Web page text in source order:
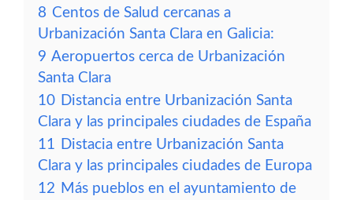
8 Centos de Salud cercanas a
Urbanización Santa Clara en Galicia:
9 Aeropuertos cerca de Urbanización
Santa Clara
10 Distancia entre Urbanización Santa
Clara y las principales ciudades de España
11 Distacia entre Urbanización Santa
Clara y las principales ciudades de Europa
12 Más pueblos en el ayuntamiento de